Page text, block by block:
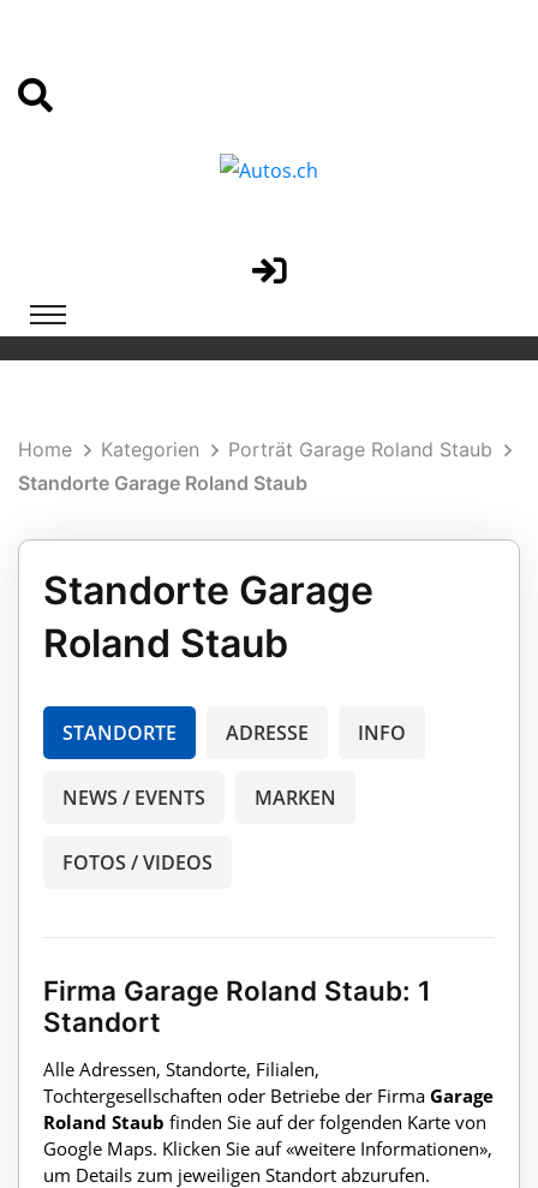
Home Kategorien
Porträt Garage Roland Staub
Standorte Garage Roland Staub
Standorte Garage
Roland Staub
STANDORTE ADRESSE INFO
NEWS / EVENTS MARKEN
FOTOS / VIDEOS
Firma Garage Roland Staub: 1
Standort
Alle Adressen, Standorte, Filialen,
Tochtergesellschaften oder Betriebe der Firma Garage
Roland Staub finden Sie auf der folgenden Karte von
Google Maps. Klicken Sie auf «weitere Informationen»,
um Details zum jeweiligen Standort abzurufen.